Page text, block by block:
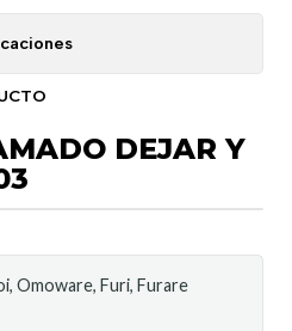
DEJAR Y
Omoware, Furi, Furare